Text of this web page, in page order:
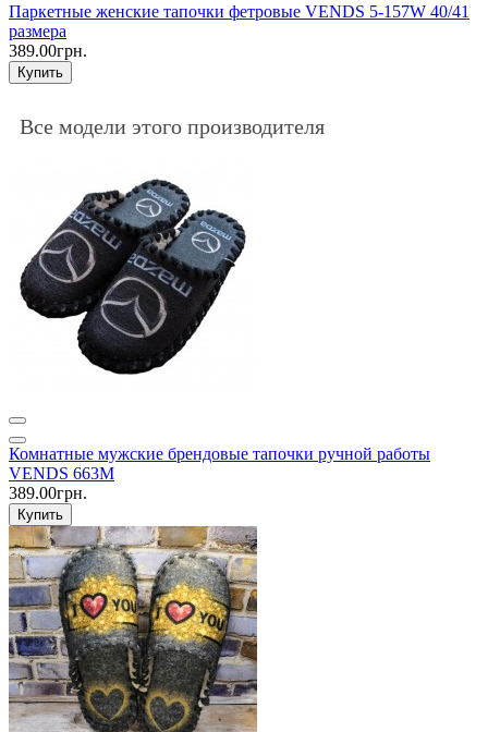
Паркетные женские тапочки фетровые VENDS 5-157W 40/41
размера
389.00грн.
Купить
Все модели этого производителя
Комнатные мужские брендовые тапочки ручной работы
VENDS 663M
389.00грн.
Купить